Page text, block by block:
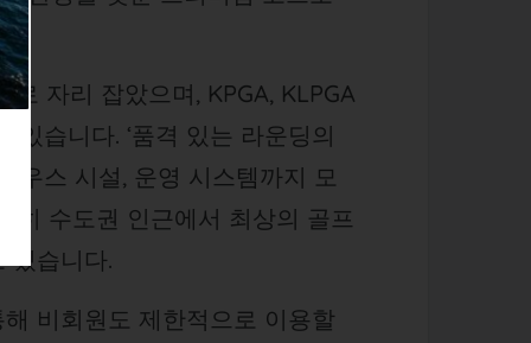
자리 잡았으며, KPGA, KLPGA
습니다. ‘품격 있는 라운딩의
우스 시설, 운영 시스템까지 모
히 수도권 인근에서 최상의 골프
있습니다.
비회원도 제한적으로 이용할